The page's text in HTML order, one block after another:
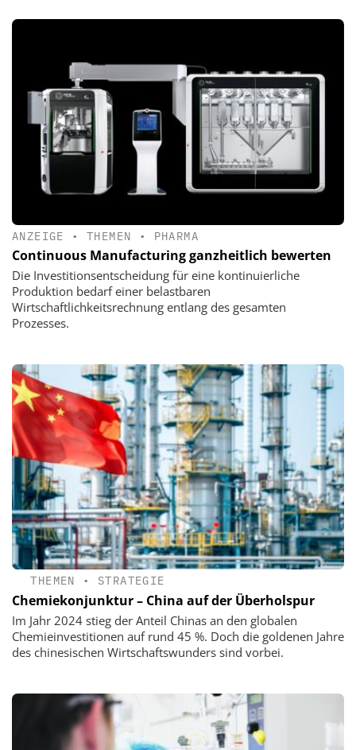
ANZEIGE •THEMEN • PHARMA
Continuous Manufacturing ganzheitlich bewerten
Die Investitionsentscheidung für eine kontinuierliche
Produktion bedarf einer belastbaren
Wirtschaftlichkeitsrechnung entlang des gesamten
Prozesses.
THEMEN • STRATEGIE
Chemiekonjunktur – China auf der Überholspur
Im Jahr 2024 stieg der Anteil Chinas an den globalen
Chemieinvestitionen auf rund 45 %. Doch die goldenen Jahre
des chinesischen Wirtschaftswunders sind vorbei.